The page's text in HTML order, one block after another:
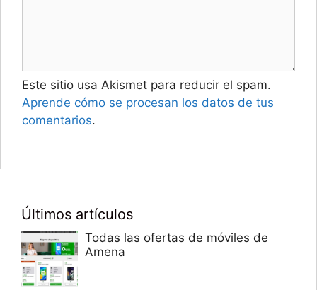
Este sitio usa Akismet para reducir el spam.
Aprende cómo se procesan los datos de tus
comentarios.
Últimos artículos
Todas las ofertas de móviles de
Amena